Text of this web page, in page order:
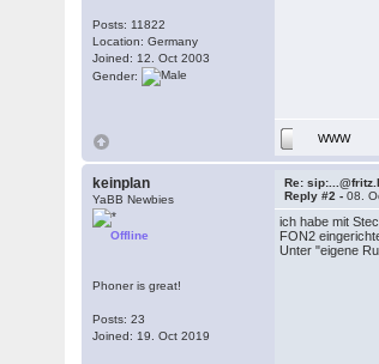
Posts: 11822
Location: Germany
Joined: 12. Oct 2003
Gender:
WWW
keinplan
YaBB Newbies
Offline
Phoner is great!
Posts: 23
Joined: 19. Oct 2019
Re:
Reply #2 -08.
ich habe mit
FON2
Unter "eigene